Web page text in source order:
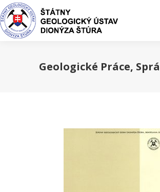
Geologické Práce,